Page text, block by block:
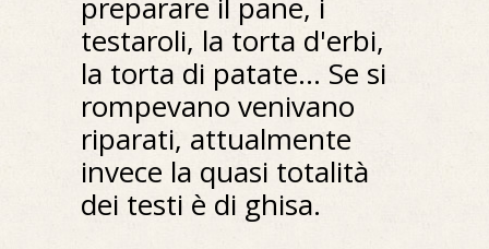
testaroli, la torta d'erbi,
la torta di patate... Se si
rompevano venivano
riparati, attualmente
invece la quasi totalità
dei testi è di ghisa.